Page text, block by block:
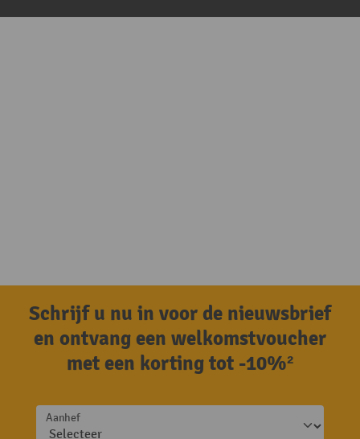
Schrijf u nu in voor de nieuwsbrief
en ontvang een welkomstvoucher
met een korting tot -10%²
Aanhef